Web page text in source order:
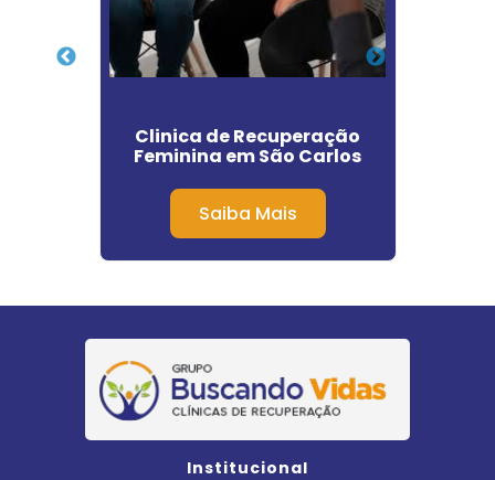
Clinica de Recuperação
Feminina em São Carlos
Saiba Mais
Institucional